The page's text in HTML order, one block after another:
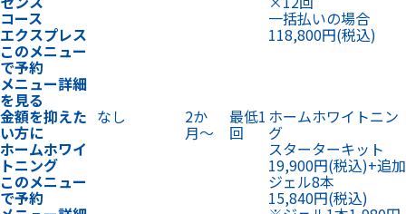
コース
エクスプレス
このメニュー
で予約
メニュー詳細
を見る
一括払いの場合
118,800円(税込)
金額を抑えた
い方に
ホームホワイ
トニング
このメニュー
で予約
なし 2か
月〜
最低1
回
ホームホワイトニン
グ
スターターキット
19,900円(税込)+追加
ジェル8本
15,840円(税込)